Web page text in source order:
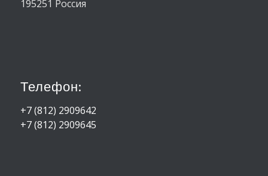
195251 Россия
Телефон:
+7 (812) 2909642
+7 (812) 2909645